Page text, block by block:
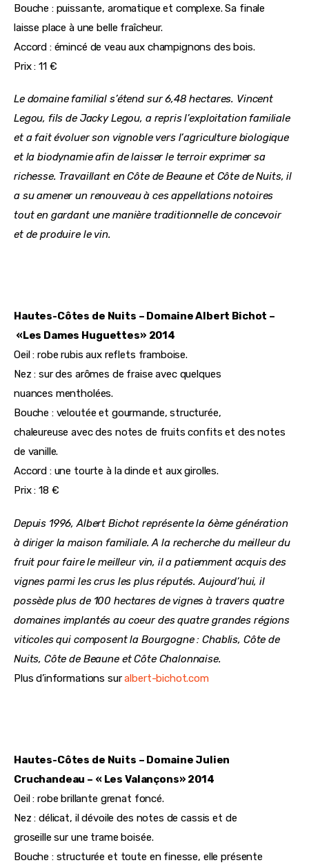
Bouche : puissante, aromatique et complexe. Sa finale
laisse place à une belle fraîcheur.
Accord : émincé de veau aux champignons des bois.
Prix : 11 €
Le domaine familial s’étend sur 6,48 hectares. Vincent
Legou, fils de Jacky Legou, a repris l’exploitation familiale
et a fait évoluer son vignoble vers l’agriculture biologique
et la biodynamie afin de laisser le terroir exprimer sa
richesse. Travaillant en Côte de Beaune et Côte de Nuits, il
a su amener un renouveau à ces appellations notoires
tout en gardant une manière traditionnelle de concevoir
et de produire le vin.
Hautes-Côtes de Nuits – Domaine Albert Bichot –
«Les Dames Huguettes» 2014
Oeil : robe rubis aux reflets framboise.
Nez : sur des arômes de fraise avec quelques
nuances mentholées.
Bouche : veloutée et gourmande, structurée,
chaleureuse avec des notes de fruits confits et des notes
de vanille.
Accord : une tourte à la dinde et aux girolles.
Prix : 18 €
Depuis 1996, Albert Bichot représente la 6ème génération
à diriger la maison familiale. A la recherche du meilleur du
fruit pour faire le meilleur vin, il a patiemment acquis des
vignes parmi les crus les plus réputés. Aujourd’hui, il
possède plus de 100 hectares de vignes à travers quatre
domaines implantés au coeur des quatre grandes régions
viticoles qui composent la Bourgogne : Chablis, Côte de
Nuits, Côte de Beaune et Côte Chalonnaise.
Plus d’informations sur albert-bichot.com
Hautes-Côtes de Nuits – Domaine Julien
Cruchandeau – « Les Valançons» 2014
Oeil : robe brillante grenat foncé.
Nez : délicat, il dévoile des notes de cassis et de
groseille sur une trame boisée.
Bouche : structurée et toute en finesse, elle présente